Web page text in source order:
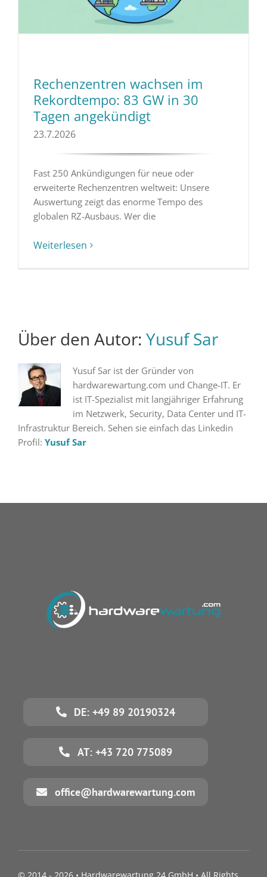
Rechenzentren wachsen im
Rekordtempo: 83 GW in 30
Tagen angekündigt
23.7.2026
Fast 250 Ankündigungen für neue oder
erweiterte Rechenzentren weltweit: Unsere
Auswertung zeigt das enorme Tempo des
globalen RZ-Ausbaus. Wer die
Weiterlesen
Über den Autor: Yusuf Sar
Yusuf Sar ist der Gründer von
hardwarewartung.com und Change-IT. Er
ist IT-Spezialist mit langjähriger Erfahrung
im Netzwerk, Security, Data Center und IT-
Infrastruktur Bereich. Sehen sie einfach das Linkedin
Profil: Yusuf Sar
DE: +49 89 20190324
AT: +43 720 775089
office@hardwarewartung.com
© 2014 - 2026 • Hardwarewartung 24 GmbH • All Rights